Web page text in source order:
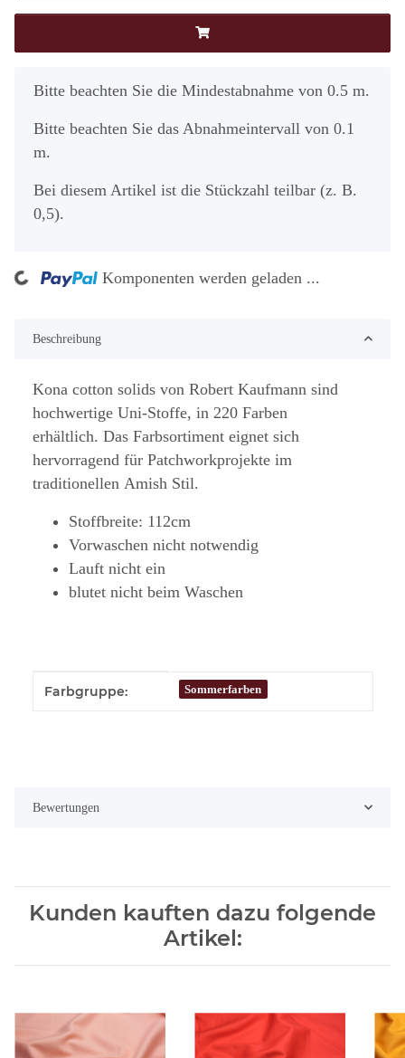
x
Bitte beachten Sie die Mindestabnahme von 0.5 m.
Bitte beachten Sie das Abnahmeintervall von 0.1
m.
Bei diesem Artikel ist die Stückzahl teilbar (z. B.
0,5).
Komponenten werden geladen ...
Beschreibung
Kona cotton solids von Robert Kaufmann sind
hochwertige Uni-Stoffe, in 220 Farben
erhältlich. Das Farbsortiment eignet sich
hervorragend für Patchworkprojekte im
traditionellen Amish Stil.
Stoffbreite: 112cm
Vorwaschen nicht notwendig
Lauft nicht ein
blutet nicht beim Waschen
Produkteigenschaft
Wert
Farbgruppe: Sommerfarben
Bewertungen
Kunden kauften dazu folgende
Artikel: